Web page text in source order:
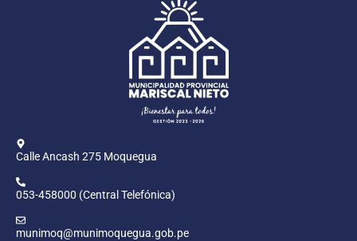
Calle Ancash 275 Moquegua
053-458000 (Central Telefónica)
munimoq@munimoquegua.gob.pe